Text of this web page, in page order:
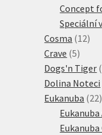
Concept
Speciální
Cosma 1212
Crave 55
Dogs'n Tiger
Dolina Noteci
Eukanuba 2222
Eukanuba